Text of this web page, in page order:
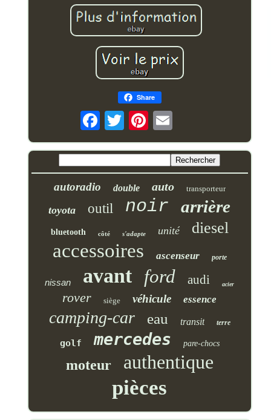
Share
autoradio double auto transporteur
toyota outil noir arrière
bluetooth côté s'adapte unité diesel
accessoires ascenseur porte
nissan avant ford audi acier
rover siège véhicule essence
camping-car eau transit terre
golf mercedes pare-chocs
moteur authentique
pièces